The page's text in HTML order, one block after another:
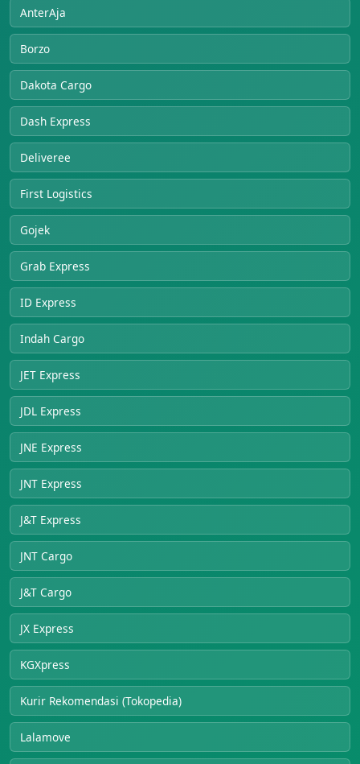
AnterAja
Borzo
Dakota Cargo
Dash Express
Deliveree
First Logistics
Gojek
Grab Express
ID Express
Indah Cargo
JET Express
JDL Express
JNE Express
JNT Express
J&T Express
JNT Cargo
J&T Cargo
JX Express
KGXpress
Kurir Rekomendasi (Tokopedia)
Lalamove